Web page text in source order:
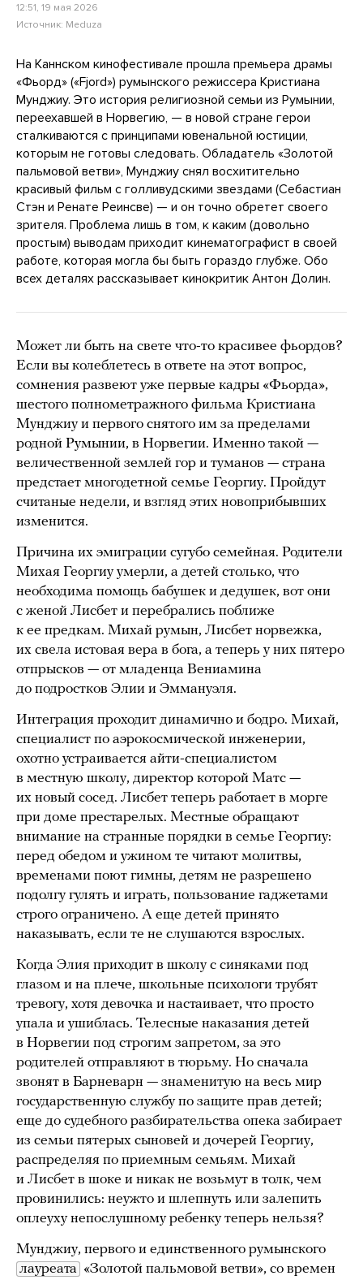
12:51, 19 мая 2026
Источник: Meduza
На Каннском кинофестивале прошла премьера драмы
«Фьорд» («Fjord») румынского режиссера Кристиана
Мунджиу. Это история религиозной семьи из Румынии,
переехавшей в Норвегию, — в новой стране герои
сталкиваются с принципами ювенальной юстиции,
которым не готовы следовать. Обладатель «Золотой
пальмовой ветви», Мунджиу снял восхитительно
красивый фильм с голливудскими звездами (Себастиан
Стэн и Ренате Реинсве) — и он точно обретет своего
зрителя. Проблема лишь в том, к каким (довольно
простым) выводам приходит кинематографист в своей
работе, которая могла бы быть гораздо глубже. Обо
всех деталях рассказывает кинокритик Антон Долин.
Может ли быть на свете что-то красивее фьордов?
Если вы колеблетесь в ответе на этот вопрос,
сомнения развеют уже первые кадры «Фьорда»,
шестого полнометражного фильма Кристиана
Мунджиу и первого снятого им за пределами
родной Румынии, в Норвегии. Именно такой —
величественной землей гор и туманов — страна
предстает многодетной семье Георгиу. Пройдут
считаные недели, и взгляд этих новоприбывших
изменится.
Причина их эмиграции сугубо семейная. Родители
Михая Георгиу умерли, а детей столько, что
необходима помощь бабушек и дедушек, вот они
с женой Лисбет и перебрались поближе
к ее предкам. Михай румын, Лисбет норвежка,
их свела истовая вера в бога, а теперь у них пятеро
отпрысков — от младенца Вениамина
до подростков Элии и Эммануэля.
Интеграция проходит динамично и бодро. Михай,
специалист по аэрокосмической инженерии,
охотно устраивается айти-специалистом
в местную школу, директор которой Матс —
их новый сосед. Лисбет теперь работает в морге
при доме престарелых. Местные обращают
внимание на странные порядки в семье Георгиу:
перед обедом и ужином те читают молитвы,
временами поют гимны, детям не разрешено
подолгу гулять и играть, пользование гаджетами
строго ограничено. А еще детей принято
наказывать, если те не слушаются взрослых.
Когда Элия приходит в школу с синяками под
глазом и на плече, школьные психологи трубят
тревогу, хотя девочка и настаивает, что просто
упала и ушиблась. Телесные наказания детей
в Норвегии под строгим запретом, за это
родителей отправляют в тюрьму. Но сначала
звонят в Барневарн — знаменитую на весь мир
государственную службу по защите прав детей;
еще до судебного разбирательства опека забирает
из семьи пятерых сыновей и дочерей Георгиу,
распределяя по приемным семьям. Михай
и Лисбет в шоке и никак не возьмут в толк, чем
провинились: неужто и шлепнуть или залепить
оплеуху непослушному ребенку теперь нельзя?
Мунджиу, первого и единственного румынского
лауреата «Золотой пальмовой ветви», со времен